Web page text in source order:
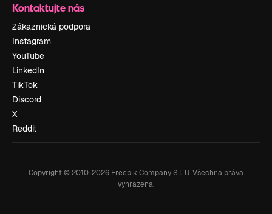
Kontaktujte nás
Zákaznická podpora
Instagram
YouTube
LinkedIn
TikTok
Discord
X
Reddit
Copyright © 2010-2026 Freepik Company S.L.U.Všechna práva
vyhrazena.